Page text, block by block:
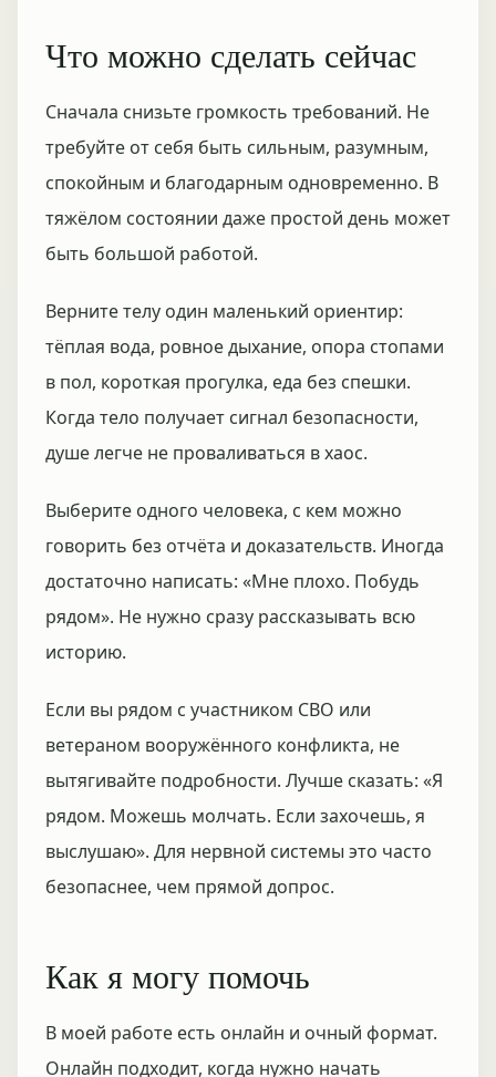
Что можно сделать сейчас
Сначала снизьте громкость требований. Не
требуйте от себя быть сильным, разумным,
спокойным и благодарным одновременно. В
тяжёлом состоянии даже простой день может
быть большой работой.
Верните телу один маленький ориентир:
тёплая вода, ровное дыхание, опора стопами
в пол, короткая прогулка, еда без спешки.
Когда тело получает сигнал безопасности,
душе легче не проваливаться в хаос.
Выберите одного человека, с кем можно
говорить без отчёта и доказательств. Иногда
достаточно написать: «Мне плохо. Побудь
рядом». Не нужно сразу рассказывать всю
историю.
Если вы рядом с участником СВО или
ветераном вооружённого конфликта, не
вытягивайте подробности. Лучше сказать: «Я
рядом. Можешь молчать. Если захочешь, я
выслушаю». Для нервной системы это часто
безопаснее, чем прямой допрос.
Как я могу помочь
В моей работе есть онлайн и очный формат.
Онлайн подходит, когда нужно начать